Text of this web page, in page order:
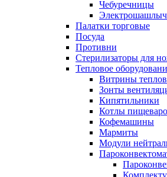
Чебуречницы
Палатки торговые
Посуда
Противни
Стерилизаторы для
Тепловое
Витрины
Зонты
Кипятильники
Котлы
Кофемашины
Мармиты
Модули